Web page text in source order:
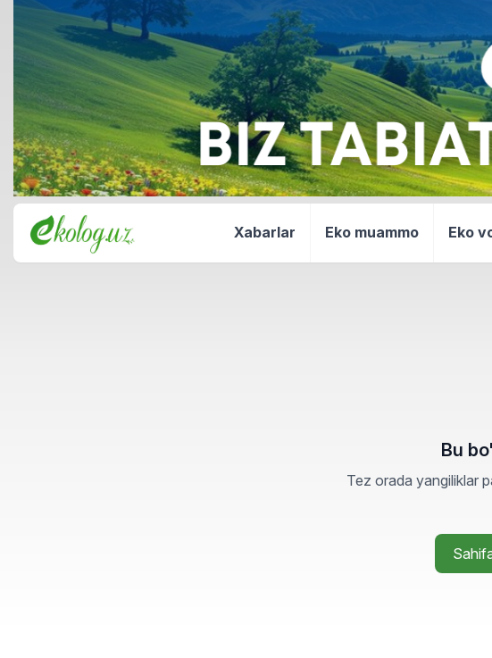
Xabarlar Eko muammo Eko
Bu
Tez orada yangiliklar